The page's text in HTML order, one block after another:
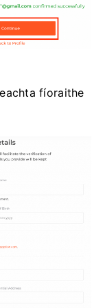
fíoraithe